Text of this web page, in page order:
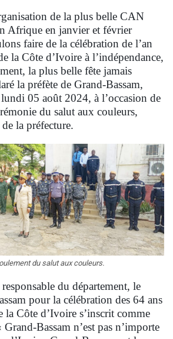
de la plus belle CAN
Afrique en janvier et février
faire de la célébration de l’an
la Côte d’Ivoire à l’indépendance,
la plus belle fête jamais
la préfète de Grand-Bassam,
05 août 2024, à l’occasion de
du salut aux couleurs,
la préfecture.
du salut aux couleurs.
du département, le
pour la célébration des 64 ans
la Côte d’Ivoire s’inscrit comme
Bassam n’est pas n’importe